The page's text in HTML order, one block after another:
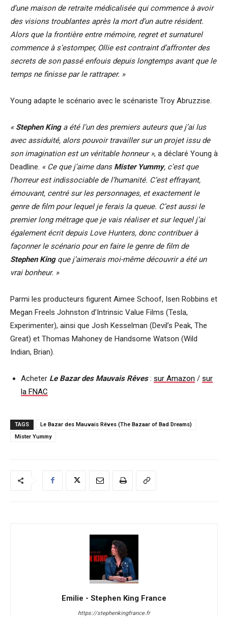
d’une maison de retraite médicalisée qui commence à avoir
des visions troublantes après la mort d’un autre résident.
Alors que la frontière entre mémoire, regret et surnaturel
commence à s’estomper, Ollie est contraint d’affronter des
secrets de son passé enfouis depuis longtemps avant que le
temps ne finisse par le rattraper. »
Young adapte le scénario avec le scénariste Troy Abruzzise.
« Stephen Kinga été l’un des premiers auteurs que j’ai lus
avec assiduité, alors pouvoir travailler sur un projet issu de
son imagination est un véritable honneur », a déclaré Young à
Deadline. « Ce que j’aime dans Mister Yummy, c’est que
l’horreur est indissociable de l’humanité. C’est effrayant,
émouvant, centré sur les personnages, et exactement le
genre de film pour lequel je ferais la queue. C’est aussi le
premier long métrage que je vais réaliser et sur lequel j’ai
également écrit depuis Love Hunters, donc contribuer à
façonner le scénario pour en faire le genre de film de
Stephen Kingque j’aimerais moi-même découvrir a été un
vrai bonheur. »
Parmi les producteurs figurent Aimee Schoof, Isen Robbins et
Megan Freels Johnston d’Intrinsic Value Films (Tesla,
Experimenter), ainsi que Josh Kesselman (Devil’s Peak, The
Great) et Thomas Mahoney de Handsome Watson (Wild
Indian, Brian).
Acheter Le Bazar des Mauvais Rêves: sur Amazon / sur
la FNAC
TAGS
Le Bazar des Mauvais Rêves (The Bazaar of Bad Dreams)
Mister Yummy
Emilie - Stephen King France
https://stephenkingfrance.fr